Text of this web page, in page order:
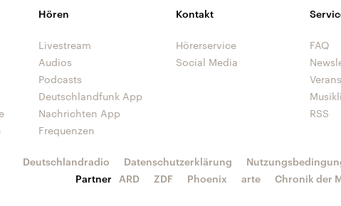
Hören
Livestream
Audios
Podcasts
Deutschlandfunk App
Nachrichten App
Frequenzen
Kontakt
Hörerservice
Social Media
FAQ
RSS
Deutschlandradio Datenschutzerklärung
Partner
ARD ZDF Phoenix arte Chronik der